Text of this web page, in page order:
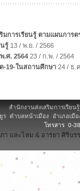
มการเรียนรู้ ตามแผนกา
รู้ 13 / พ.ย. / 2566
.ศ. 2564 23 / ก.พ. / 2564
-19-ในสถานศึกษา 24 / ธ.
สำนักงานส่งเสริมการเรียน
ร ตำบลหน้าเมือง อำเภอเมื
โทรสาร 0-
และไหม & อารยา ศิริบร